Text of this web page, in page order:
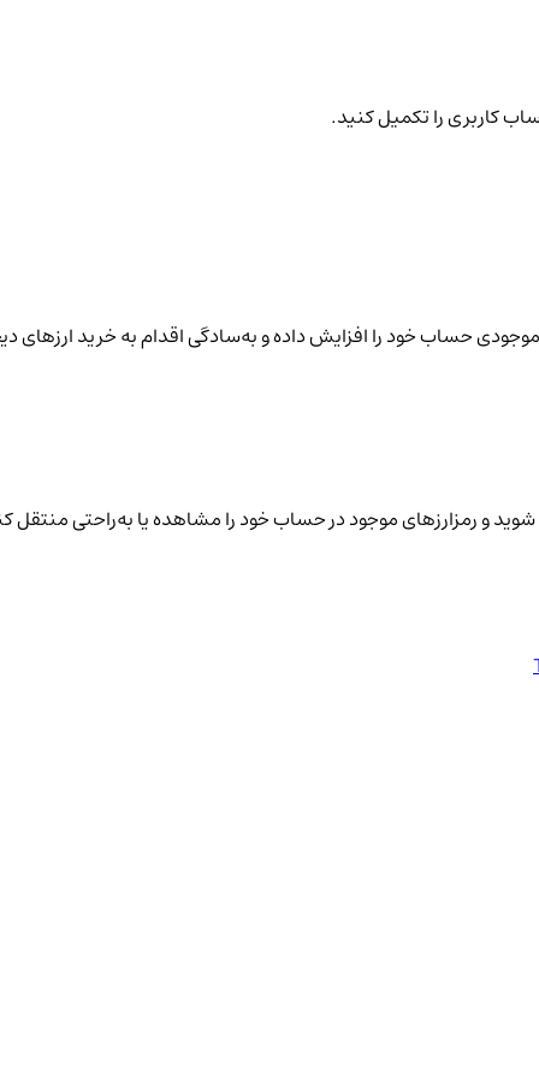
کاربری را تکمیل کنید.
موجودی حساب خود را افزایش داده و به‌سادگی اقدام به خرید ارزهای
و رمزارزهای موجود در حساب خود را مشاهده یا به‌راحتی منتقل